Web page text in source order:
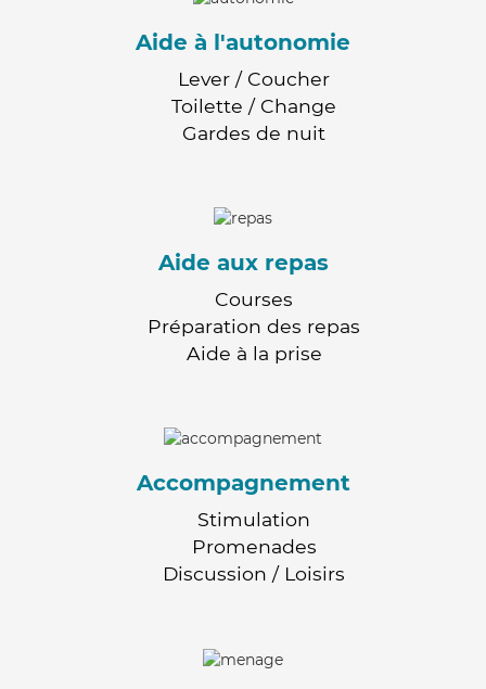
Aide à l'autonomie
Lever / Coucher
Toilette / Change
Gardes de nuit
Aide aux repas
Courses
Préparation des repas
Aide à la prise
Accompagnement
Stimulation
Promenades
Discussion / Loisirs